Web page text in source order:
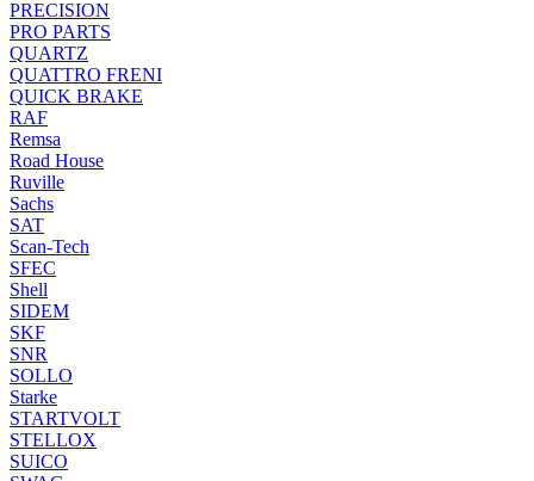
PRECISION
PRO PARTS
QUARTZ
QUATTRO FRENI
QUICK BRAKE
RAF
Remsa
Road House
Ruville
Sachs
SAT
Scan-Tech
SFEC
Shell
SIDEM
SKF
SNR
SOLLO
Starke
STARTVOLT
STELLOX
SUICO